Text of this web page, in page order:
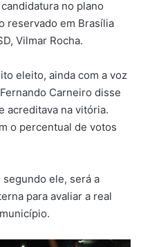
no plano
reservado em Brasília
Vilmar Rocha.
eleito, ainda com a voz
Carneiro disse
acreditava na vitória.
o percentual de votos
ele, será a
para avaliar a real